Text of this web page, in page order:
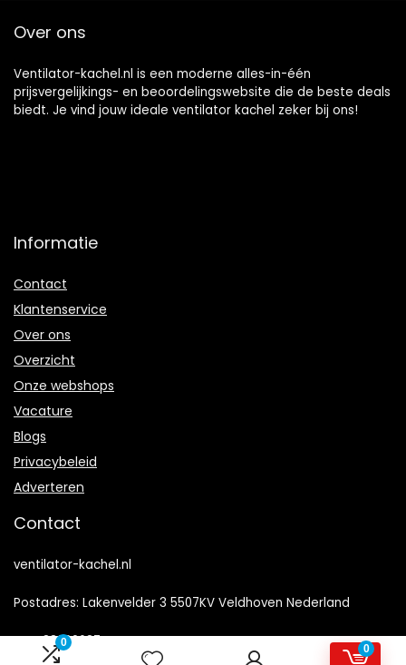
0
0
Over ons
Ventilator-kachel.nl is een moderne alles-in-één
prijsvergelijkings- en beoordelingswebsite die de beste deals
biedt. Je vind jouw ideale ventilator kachel zeker bij ons!
Informatie
Contact
Klantenservice
Over ons
Overzicht
Onze webshops
Vacature
Blogs
Privacybeleid
Adverteren
Contact
ventilator-kachel.nl
Postadres: Lakenvelder 3 5507KV Veldhoven Nederland
KVK: 88360687